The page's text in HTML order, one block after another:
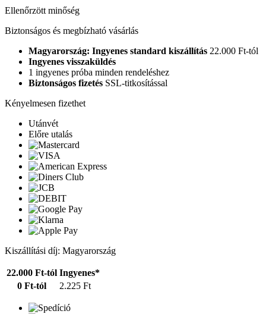
Ellenőrzött minőség
Biztonságos és megbízható vásárlás
Magyarország: Ingyenes standard kiszállítás 22.000 Ft-tól
Ingyenes visszaküldés
1 ingyenes próba minden rendeléshez
Biztonságos fizetés SSL-titkosítással
Kényelmesen fizethet
Utánvét
Előre utalás
Kiszállítási díj: Magyarország
22.000 Ft-tól Ingyenes*
0 Ft-tól
2.225 Ft